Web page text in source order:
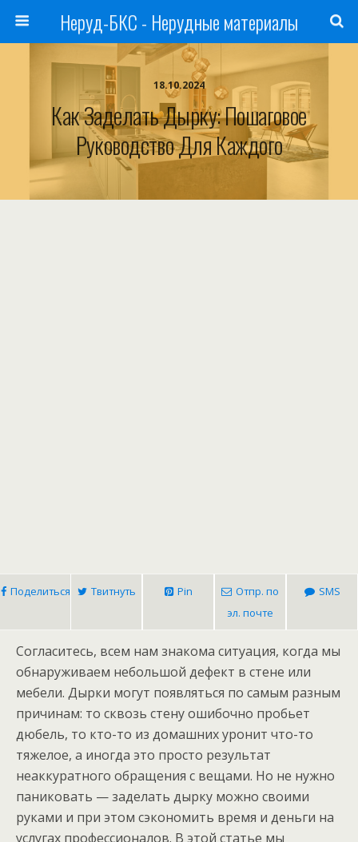
Неруд-БКС - Нерудные материалы
18.10.2024
Как Заделать Дырку: Пошаговое
Руководство Для Каждого
Поделиться Твитнуть Pin
Отпр. по
эл. почте
SMS
Согласитесь, всем нам знакома ситуация, когда мы
обнаруживаем небольшой дефект в стене или
мебели. Дырки могут появляться по самым разным
причинам: то сквозь стену ошибочно пробьет
дюбель, то кто-то из домашних уронит что-то
тяжелое, а иногда это просто результат
неаккуратного обращения с вещами. Но не нужно
паниковать — заделать дырку можно своими
руками и при этом сэкономить время и деньги на
услугах профессионалов. В этой статье мы